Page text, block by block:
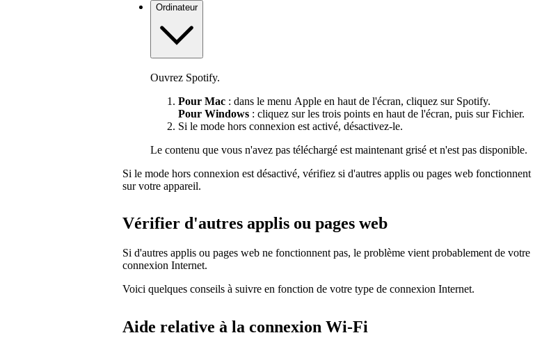
Ordinateur
Ouvrez Spotify.
Pour Mac : dans le menu Apple en haut de l'écran, cliquez sur Spotify.
Pour Windows : cliquez sur les trois points en haut de l'écran, puis sur Fichier.
Si le mode hors connexion est activé, désactivez-le.
Le contenu que vous n'avez pas téléchargé est maintenant grisé et n'est pas disponible.
Si le mode hors connexion est désactivé, vérifiez si d'autres applis ou pages web fonctionnent
sur votre appareil.
Vérifier d'autres applis ou pages web
Si d'autres applis ou pages web ne fonctionnent pas, le problème vient probablement de votre
connexion Internet.
Voici quelques conseils à suivre en fonction de votre type de connexion Internet.
Aide relative à la connexion Wi-Fi